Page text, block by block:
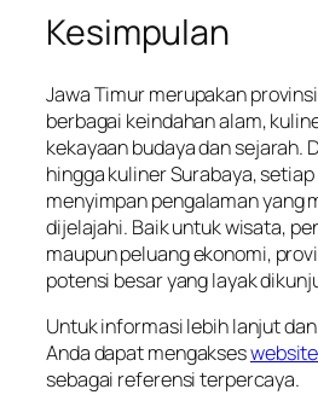
Kesimpulan
Jawa Timur merupakan
berbagai keindahan alam,
kekayaan budaya dan sejarah.
hingga kuliner Surabaya,
menyimpan pengalaman yang
dijelajahi. Baik untuk wisata,
maupun peluang ekonomi,
potensi besar yang layak
Untuk informasi lebih lanjut
Anda dapat mengakses
sebagai referensi terpercaya.